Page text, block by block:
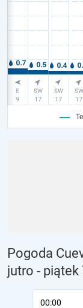
Pogoda
jutro - piątek
00:00